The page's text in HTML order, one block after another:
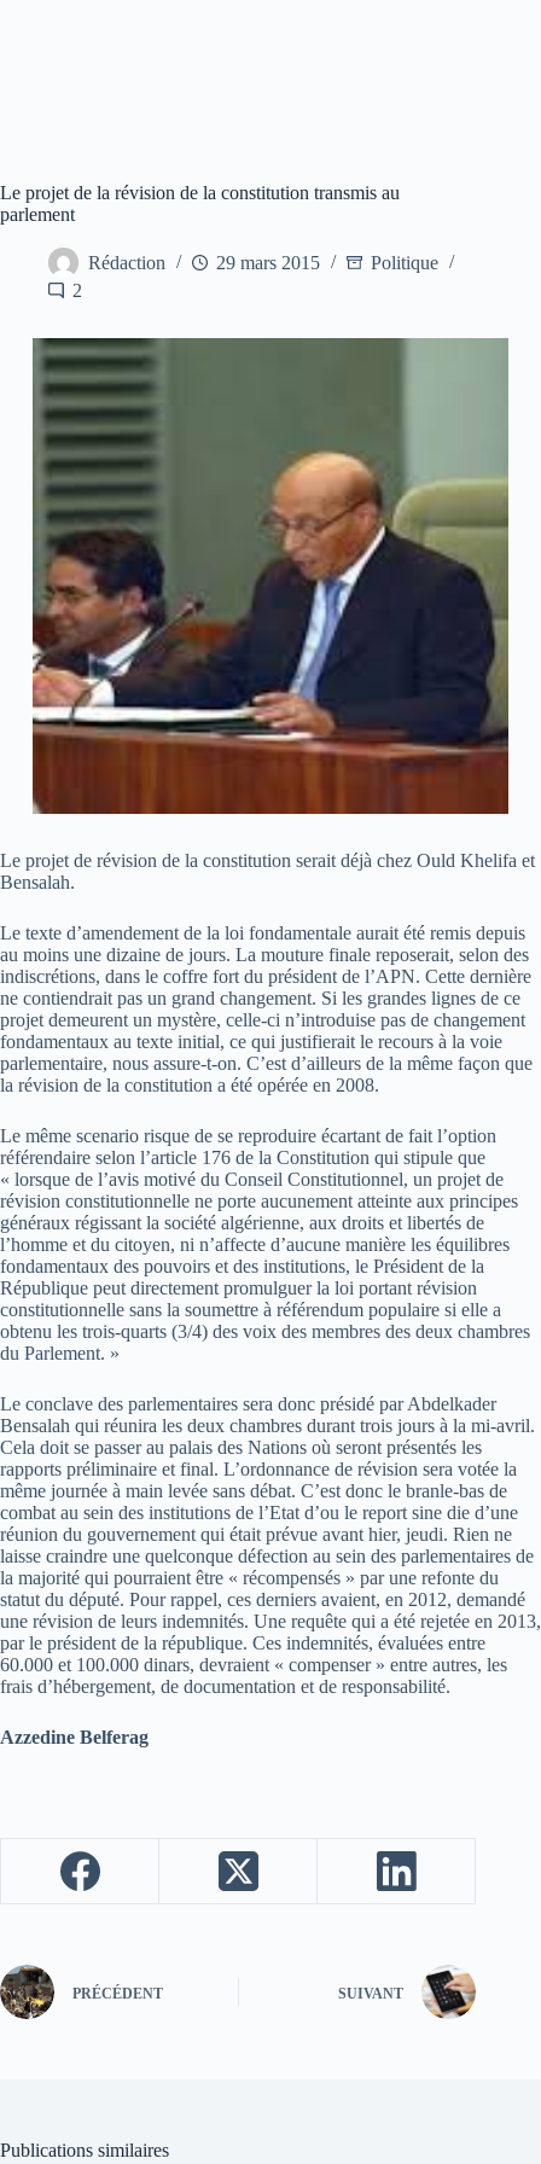
Le projet de la révision de la constitution transmis au
parlement
Rédaction 29 mars 2015
Politique
2
Le projet de révision de la constitution serait déjà chez Ould Khelifa et
Bensalah.
Le texte d’amendement de la loi fondamentale aurait été remis depuis
au moins une dizaine de jours. La mouture finale reposerait, selon des
indiscrétions, dans le coffre fort du président de l’APN. Cette dernière
ne contiendrait pas un grand changement. Si les grandes lignes de ce
projet demeurent un mystère, celle-ci n’introduise pas de changement
fondamentaux au texte initial, ce qui justifierait le recours à la voie
parlementaire, nous assure-t-on. C’est d’ailleurs de la même façon que
la révision de la constitution a été opérée en 2008.
Le même scenario risque de se reproduire écartant de fait l’option
référendaire selon l’article 176 de la Constitution qui stipule que
« lorsque de l’avis motivé du Conseil Constitutionnel, un projet de
révision constitutionnelle ne porte aucunement atteinte aux principes
généraux régissant la société algérienne, aux droits et libertés de
l’homme et du citoyen, ni n’affecte d’aucune manière les équilibres
fondamentaux des pouvoirs et des institutions, le Président de la
République peut directement promulguer la loi portant révision
constitutionnelle sans la soumettre à référendum populaire si elle a
obtenu les trois-quarts (3/4) des voix des membres des deux chambres
du Parlement. »
Le conclave des parlementaires sera donc présidé par Abdelkader
Bensalah qui réunira les deux chambres durant trois jours à la mi-avril.
Cela doit se passer au palais des Nations où seront présentés les
rapports préliminaire et final. L’ordonnance de révision sera votée la
même journée à main levée sans débat. C’est donc le branle-bas de
combat au sein des institutions de l’Etat d’ou le report sine die d’une
réunion du gouvernement qui était prévue avant hier, jeudi. Rien ne
laisse craindre une quelconque défection au sein des parlementaires de
la majorité qui pourraient être « récompensés » par une refonte du
statut du député. Pour rappel, ces derniers avaient, en 2012, demandé
une révision de leurs indemnités. Une requête qui a été rejetée en 2013,
par le président de la république. Ces indemnités, évaluées entre
60.000 et 100.000 dinars, devraient « compenser » entre autres, les
frais d’hébergement, de documentation et de responsabilité.
Azzedine Belferag
PRÉCÉDENT SUIVANT
Publications similaires